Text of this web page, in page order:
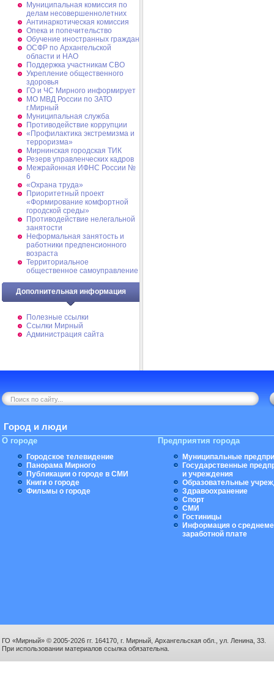
Муниципальная комиссия по
делам несовершеннолетних
Антинаркотическая комиссия
Опека и попечительство
Обучение иностранных граждан
ОСФР по Архангельской
области и НАО
Поддержка участникам СВО
Укрепление общественного
здоровья
ГО и ЧС Мирного информирует
МО МВД России по ЗАТО
г.Мирный
Муниципальная cлужба
Противодействие коррупции
«Профилактика экстремизма и
терроризма»
Мирнинская городская ТИК
Резерв управленческих кадров
Межрайонная ИФНС России №
6
«Охрана труда»
Приоритетный проект
«Формирование комфортной
городской среды»
Противодействие нелегальной
занятости
Неформальная занятость и
работники предпенсионного
возраста
Территориальное
общественное самоуправление
Дополнительная информация
Полезные ссылки
Ссылки Мирный
Администрация сайта
Город и люди
О городе
Городское телевидение
Панорама Мирного
Публикации о городе в СМИ
Книги о городе
Фильмы о городе
Предприятия города
Муниципальные
Государственные
и учреждения
Образовательные
Здравоохранение
Спорт
СМИ
Гостиницы
Информация о
заработной плате
ГО «Мирный» © 2005-2026 гг. 164170, г. Мирный, Архангельская обл., ул. Ленина, 33.
При использовании материалов ссылка обязательна.